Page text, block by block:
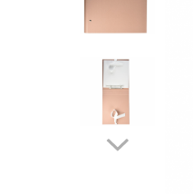
Curatenie si intretinere
Hobby-uri creative
Iluminat & Electrice
Kit-uri automatizari porti si usi